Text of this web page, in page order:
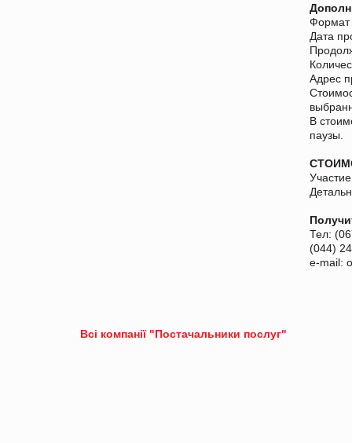
Формат
Дата
Адрес
В
паузы.
Тел:
(044)
e-mail:
Всі компанії "Постачальники послуг"